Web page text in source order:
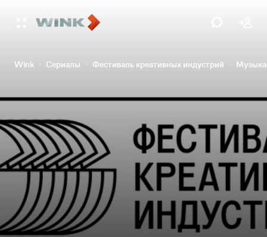
Wink Сериалы Фестиваль креативных индустрий Музыка